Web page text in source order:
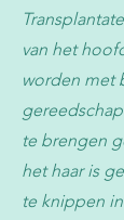
van het
worden met
te brengen
het haar is
te knippen